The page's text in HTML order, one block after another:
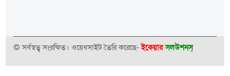
© সর্বস্বত্ব সংরক্ষিত। ওয়েবসাইট তৈরি করেছে-ইকেয়ার সলউশনস্